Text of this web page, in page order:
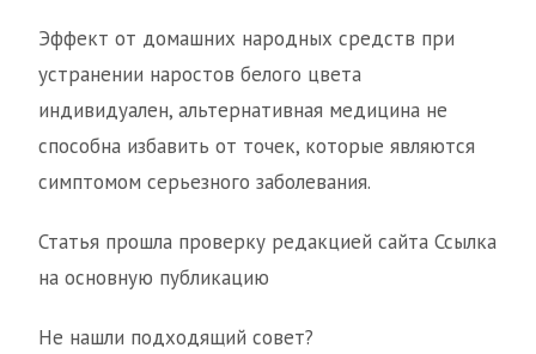
Эффект от домашних народных средств при
устранении наростов белого цвета
индивидуален, альтернативная медицина не
способна избавить от точек, которые являются
симптомом серьезного заболевания.
Статья прошла проверку редакцией сайта Ссылка
на основную публикацию
Не нашли подходящий совет?